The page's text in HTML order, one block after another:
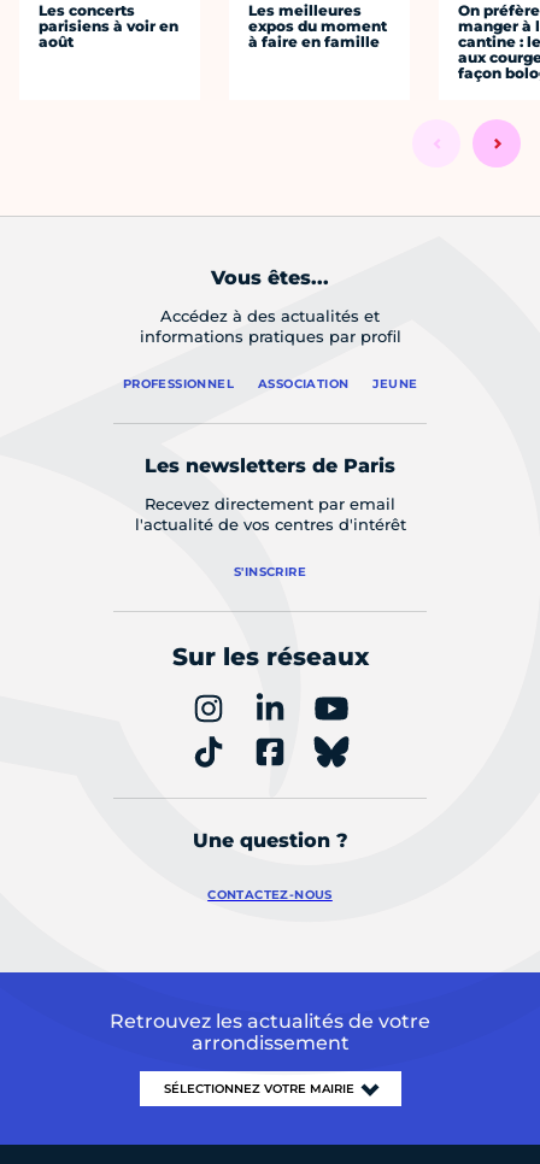
Les concerts
parisiens à voir en
août
Les meilleures
expos du moment
à faire en famille
On préfère
manger à
cantine :
aux
façon
Vous êtes...
Accédez à des actualités et
informations pratiques par profil
PROFESSIONNEL ASSOCIATION JEUNE
Les newsletters de Paris
Recevez directement par email
l'actualité de vos centres d'intérêt
S'INSCRIRE
Sur les réseaux
Une question ?
CONTACTEZ-NOUS
Retrouvez les actualités de votre
arrondissement